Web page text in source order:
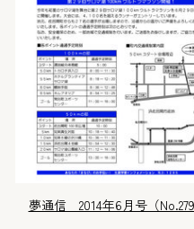
夢通信 2014年6月号（No.279